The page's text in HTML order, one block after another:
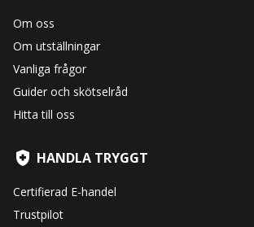
Om oss
Om utställningar
Vanliga frågor
Guider och skötselråd
Hitta till oss
HANDLA TRYGGT
Certifierad E-handel
Trustpilot